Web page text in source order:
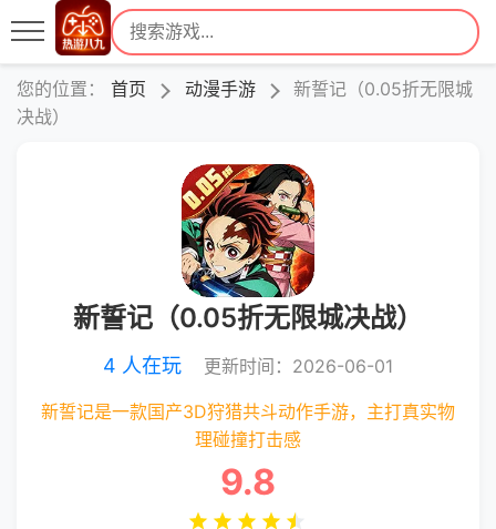
您的位置： 首页 动漫手游
新誓记（0.05折无限城
决战）
新誓记（0.05折无限城决战）
4 人在玩 更新时间：2026-06-01
新誓记是一款国产3D狩猎共斗动作手游，主打真实物
理碰撞打击感
9.8